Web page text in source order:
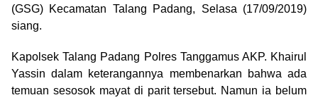
(GSG) Kecamatan Talang Padang, Selasa (17/09/2019)
siang.
Kapolsek Talang Padang Polres Tanggamus AKP. Khairul
Yassin dalam keterangannya membenarkan bahwa ada
temuan sesosok mayat di parit tersebut. Namun ia belum